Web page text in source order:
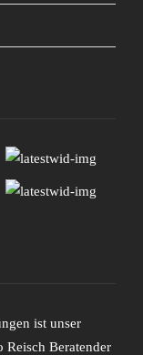
ist unser
Beratender